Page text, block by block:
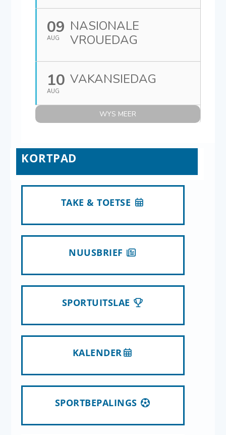
09
AUG
NASIONALE
VROUEDAG
10
AUG
VAKANSIEDAG
WYS MEER
KORTPAD
TAKE & TOETSE
NUUSBRIEF
SPORTUITSLAE
KALENDER
SPORTBEPALINGS